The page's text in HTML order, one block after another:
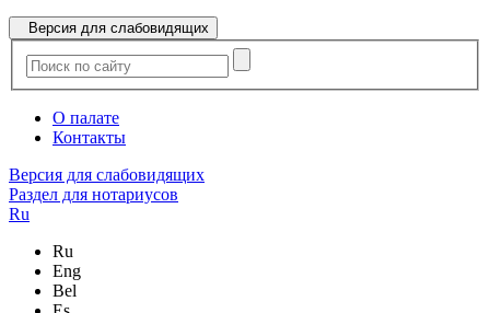
Версия для слабовидящих
О палате
Контакты
Версия для слабовидящих
Раздел для нотариусов
Ru
Ru
Eng
Bel